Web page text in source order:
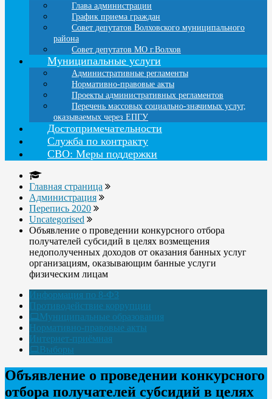
Глава администрации
График приема граждан
Совет депутатов Волховского муниципального
района
Совет депутатов МО г.Волхов
Муниципальные услуги
Административные регламенты
Нормативно-правовые акты
Проекты административных регламентов
Перечень массовых социально-значимых услуг,
оказываемых через ЕПГУ
Достопримечательности
Служба по контракту
СВО: Меры поддержки
Главная страница
Администрация
Перепись 2020
Uncategorised
Объявление о проведении конкурсного отбора
получателей субсидий в целях возмещения
недополученных доходов от оказания банных услуг
организациям, оказывающим банные услуги
физическим лицам
Информация по 8-ФЗ
Противодействие коррупции
Муниципальные образования
Нормативно-правовые акты
Интернет-приёмная
Выборы
Объявление о проведении конкурсного
отбора получателей субсидий в целях